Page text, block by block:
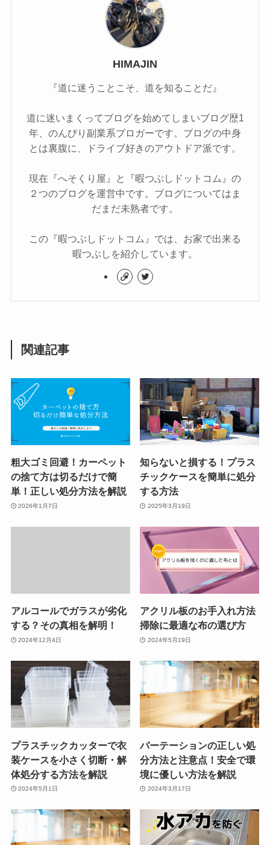
HIMAJIN
『道に迷うことこそ、道を知ることだ』
道に迷いまくってブログを始めてしまいブログ歴1
年、のんびり副業系ブロガーです。ブログの中身
とは裏腹に、ドライブ好きのアウトドア派です。
現在『へそくり屋』と『暇つぶしドットコム』の
２つのブログを運営中です。ブログについてはま
だまだ未熟者です。
この『暇つぶしドットコム』では、お家で出来る
暇つぶしを紹介しています。
関連記事
粗大ゴミ回避！カーペット
の捨て方は切るだけで簡
単！正しい処分方法を解説
2026年1月7日
知らないと損する！プラス
チックケースを簡単に処分
する方法
2025年3月19日
アルコールでガラスが劣化
する？その真相を解明！
2024年12月4日
アクリル板のお手入れ方法
掃除に最適な布の選び方
2024年5月19日
プラスチックカッターで衣
装ケースを小さく切断・解
体処分する方法を解説
2024年5月1日
パーテーションの正しい処
分方法と注意点！安全で環
境に優しい方法を解説
2024年3月17日